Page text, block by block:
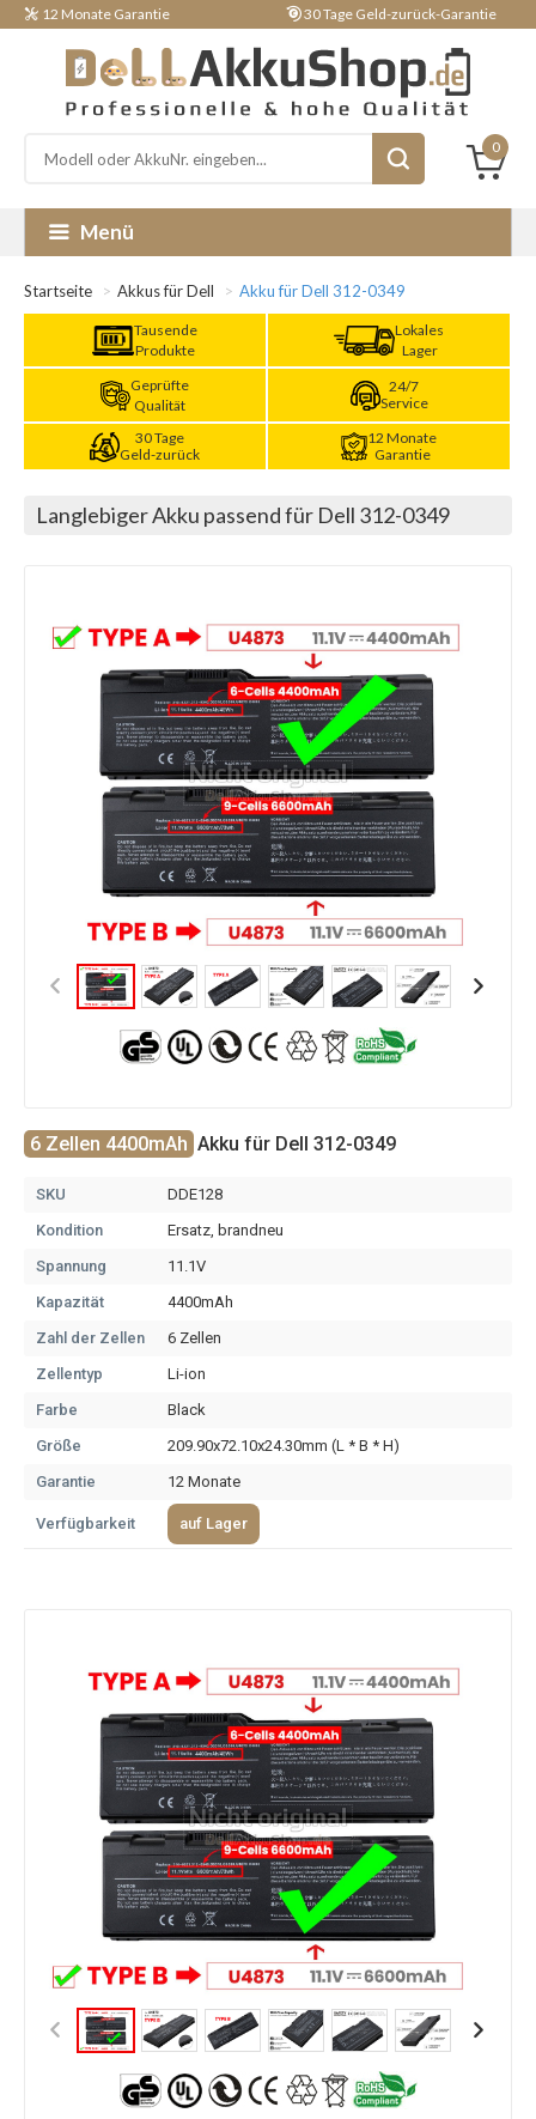
12 Monate Garantie 30 Tage Geld-zurück-Garantie
0
Menü
Startseite Akkus für Dell Akku für Dell 312-0349
Tausende
Produkte
Lokales
Lager
Geprüfte
Qualität
24/7
Service
30 Tage
Geld-zurück
12 Monate
Garantie
Langlebiger Akku passend für Dell 312-0349
6 Zellen 4400mAh Akku für Dell 312-0349
SKU
DDE128
Kondition
Ersatz, brandneu
Spannung
11.1V
Kapazität
4400mAh
Zahl der Zellen
6 Zellen
Zellentyp
Li-ion
Farbe
Black
Größe
209.90x72.10x24.30mm (L * B * H)
Garantie
12 Monate
Verfügbarkeit auf Lager